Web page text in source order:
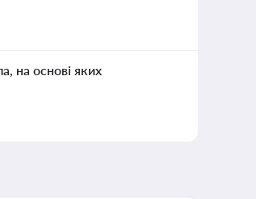
на основі яких